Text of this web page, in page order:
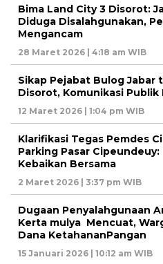
Bima Land City 3 Disorot:
Diduga Disalahgunakan,
Mengancam
28 Maret 2026 | 4:18 am WIB
Sikap Pejabat Bulog Jabar
Disorot, Komunikasi
12 Maret 2026 | 1:04 pm WIB
Klarifikasi Tegas Pemdes
Parking Pasar
Kebaikan Bersama
2 Maret 2026 | 3:37 pm WIB
Dugaan Penyalahgunaan
Kerta mulya Mencuat,
Dana KetahananPangan
15 Januari 2026 | 10:12 am WIB